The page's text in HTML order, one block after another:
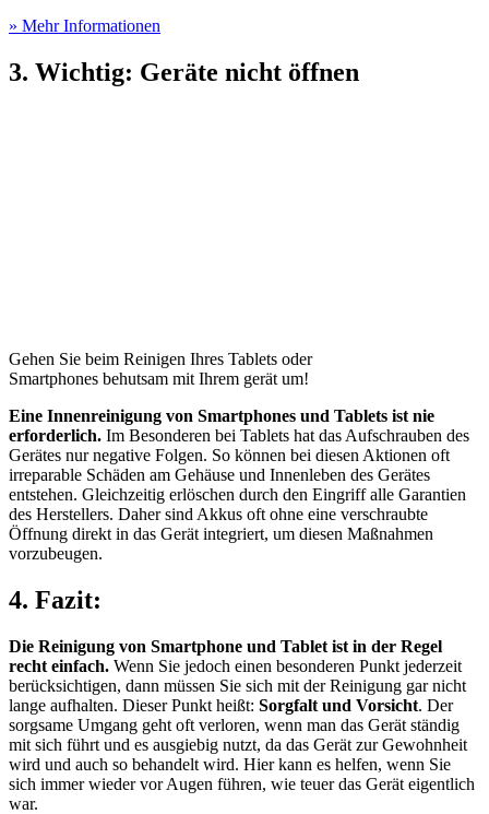
» Mehr Informationen
3. Wichtig: Geräte nicht öffnen
Gehen Sie beim Reinigen Ihres Tablets oder
Smartphones behutsam mit Ihrem gerät um!
Eine Innenreinigung von Smartphones und Tablets ist nie
erforderlich. Im Besonderen bei Tablets hat das Aufschrauben des
Gerätes nur negative Folgen. So können bei diesen Aktionen oft
irreparable Schäden am Gehäuse und Innenleben des Gerätes
entstehen. Gleichzeitig erlöschen durch den Eingriff alle Garantien
des Herstellers. Daher sind Akkus oft ohne eine verschraubte
Öffnung direkt in das Gerät integriert, um diesen Maßnahmen
vorzubeugen.
4. Fazit:
Die Reinigung von Smartphone und Tablet ist in der Regel
recht einfach. Wenn Sie jedoch einen besonderen Punkt jederzeit
berücksichtigen, dann müssen Sie sich mit der Reinigung gar nicht
lange aufhalten. Dieser Punkt heißt: Sorgfalt und Vorsicht. Der
sorgsame Umgang geht oft verloren, wenn man das Gerät ständig
mit sich führt und es ausgiebig nutzt, da das Gerät zur Gewohnheit
wird und auch so behandelt wird. Hier kann es helfen, wenn Sie
sich immer wieder vor Augen führen, wie teuer das Gerät eigentlich
war.